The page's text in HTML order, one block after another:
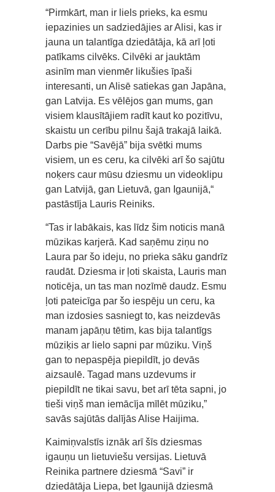
“Pirmkārt, man ir liels prieks, ka esmu
iepazinies un sadziedājies ar Alisi, kas ir
jauna un talantīga dziedātāja, kā arī ļoti
patīkams cilvēks. Cilvēki ar jauktām
asinīm man vienmēr likušies īpaši
interesanti, un Alisē satiekas gan Japāna,
gan Latvija. Es vēlējos gan mums, gan
visiem klausītājiem radīt kaut ko pozitīvu,
skaistu un cerību pilnu šajā trakajā laikā.
Darbs pie “Savējā” bija svētki mums
visiem, un es ceru, ka cilvēki arī šo sajūtu
noķers caur mūsu dziesmu un videoklipu
gan Latvijā, gan Lietuvā, gan Igaunijā,“
pastāstīja Lauris Reiniks.
“Tas ir labākais, kas līdz šim noticis manā
mūzikas karjerā. Kad saņēmu ziņu no
Laura par šo ideju, no prieka sāku gandrīz
raudāt. Dziesma ir ļoti skaista, Lauris man
noticēja, un tas man nozīmē daudz. Esmu
ļoti pateicīga par šo iespēju un ceru, ka
man izdosies sasniegt to, kas neizdevās
manam japāņu tētim, kas bija talantīgs
mūziķis ar lielo sapni par mūziku. Viņš
gan to nepaspēja piepildīt, jo devās
aizsaulē. Tagad mans uzdevums ir
piepildīt ne tikai savu, bet arī tēta sapni, jo
tieši viņš man iemācīja mīlēt mūziku,”
savās sajūtās dalījās Alise Haijima.
Kaimiņvalstīs iznāk arī šīs dziesmas
igauņu un lietuviešu versijas. Lietuvā
Reinika partnere dziesmā “Savi” ir
dziedātāja Liepa, bet Igaunijā dziesmā